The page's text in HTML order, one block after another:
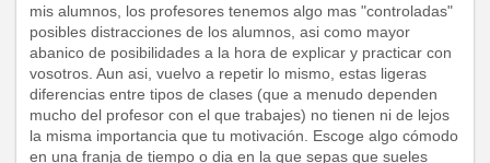
mis alumnos, los profesores tenemos algo mas "controladas"
posibles distracciones de los alumnos, asi como mayor
abanico de posibilidades a la hora de explicar y practicar con
vosotros. Aun asi, vuelvo a repetir lo mismo, estas ligeras
diferencias entre tipos de clases (que a menudo dependen
mucho del profesor con el que trabajes) no tienen ni de lejos
la misma importancia que tu motivación. Escoge algo cómodo
en una franja de tiempo o dia en la que sepas que sueles